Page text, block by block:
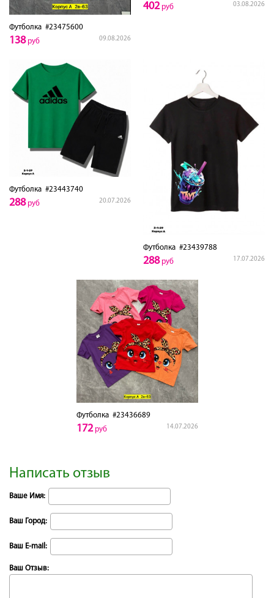
Футболка #23475600
09.08.2026
138руб
03.08.2026
402руб
Футболка #23443740
20.07.2026
288руб
Футболка #23439788
17.07.2026
288руб
Футболка#23436689
14.07.2026
172руб
Написать отзыв
Ваше Имя:
Ваш Город:
Ваш E-mail:
Ваш Отзыв: